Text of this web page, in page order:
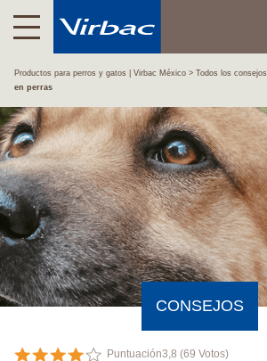
Productos para perros y gatos | Virbac México Todos los consejos
en perras
CONSEJOS
Puntuación3,8 (69 Votos)